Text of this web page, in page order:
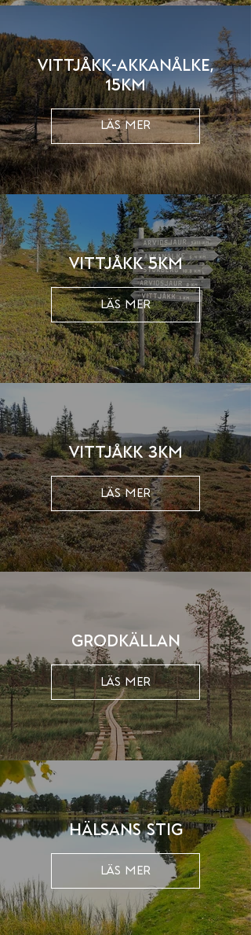
Vittjåkk-Akkanålke,
15km
LÄS MER
Vittjåkk 5km
LÄS MER
Vittjåkk 3km
LÄS MER
Grodkällan
LÄS MER
Hälsans stig
LÄS MER